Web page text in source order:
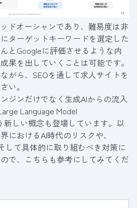
ドオーシャンであり、難易度は非
ターゲットキーワードを選定した
とGoogleに評価させるような内
果を出していくことは可能です。
がら、SEOを通して求人サイトを
い。
ジンだけでなく生成AIからの流入
Language Model
新しい概念も登場しています。以
におけるAI時代のリスクや、
して具体的に取り組むべき対策に
で、こちらも参考にしてみてくだ